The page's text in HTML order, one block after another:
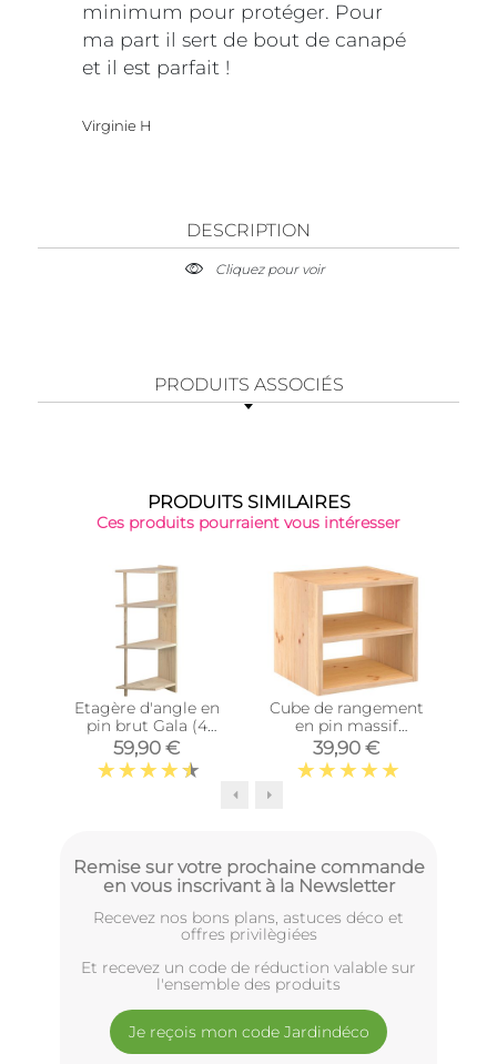
minimum pour protéger. Pour
ma part il sert de bout de canapé
et il est parfait !
Virginie H
DESCRIPTION
Cliquez pour voir
PRODUITS ASSOCIÉS
PRODUITS SIMILAIRES
Ces produits pourraient vous intéresser
Etagère d'angle en
pin brut Gala (4
tablettes)
59,90 €
Cube de rangement
en pin massif
Dinamic (Tablette
intermédiaire)
39,90 €
Remise sur votre prochaine commande
en vous inscrivant à la Newsletter
Recevez nos bons plans, astuces déco et
offres privilègiées
Et recevez un code de réduction valable sur
l'ensemble des produits
Je reçois mon code Jardindéco